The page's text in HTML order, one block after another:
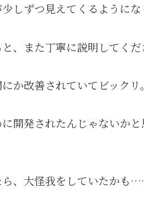
しずつ見えてくるようにな
、また丁寧に説明してくだ
か改善されていてビックリ。
開発されたんじゃないか
、大怪我をしていたかも